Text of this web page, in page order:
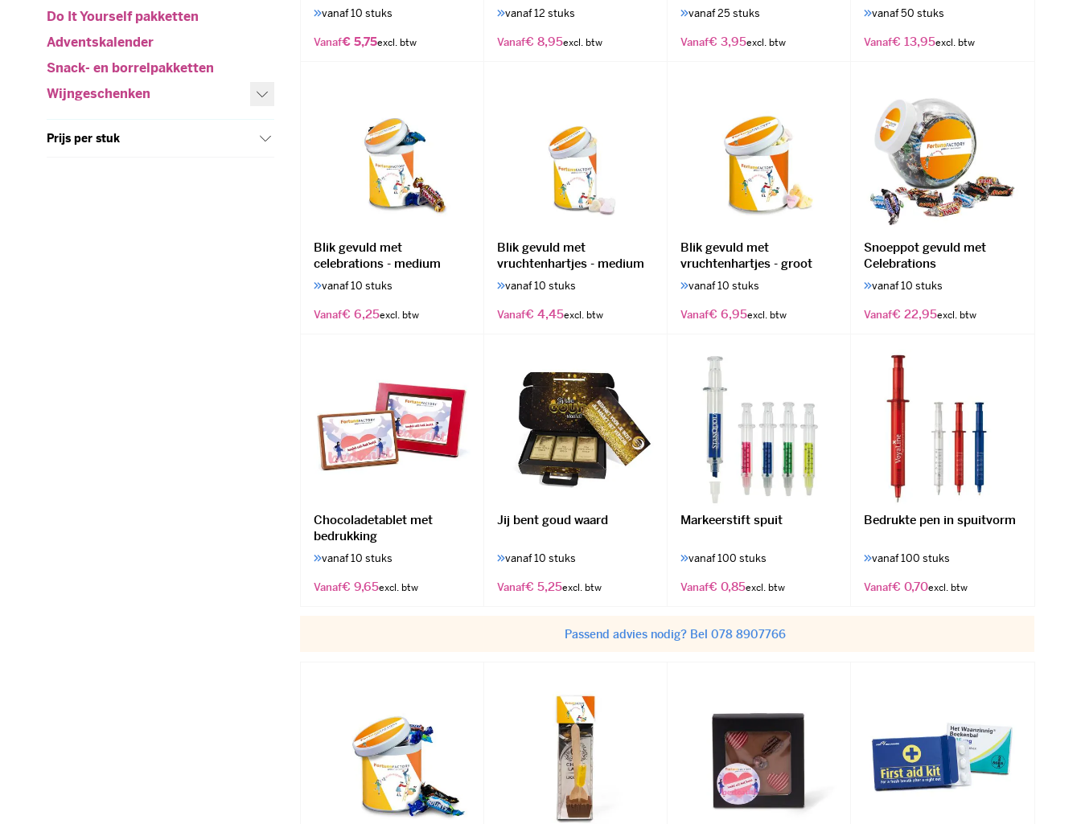
Do It Yourself pakketten
Do It Yourself pakketten
Adventskalender
Adventskalender
Snack- en borrelpakketten
Snack- en borrelpakketten
Wijngeschenken
Wijngeschenken
Prijs per stuk
vanaf 10 stuks
Vanaf€ 5,75
vanaf 12 stuks
Vanaf€ 8,95
vanaf 25 stuks
Vanaf€ 3,95
vanaf 50 stuks
Vanaf€ 13,95
Blik gevuld met
celebrations - medium
vanaf 10 stuks
Vanaf€ 6,25
Blik gevuld met
vruchtenhartjes - medium
vanaf 10 stuks
Vanaf€ 4,45
Blik gevuld met
vruchtenhartjes - groot
vanaf 10 stuks
Vanaf€ 6,95
Snoeppot gevuld met
Celebrations
vanaf 10 stuks
Vanaf€ 22,95
Chocoladetablet met
bedrukking
vanaf 10 stuks
Vanaf€ 9,65
Jij bent goud waard
vanaf 10 stuks
Vanaf€ 5,25
Markeerstift spuit
vanaf 100 stuks
Vanaf€ 0,85
Bedrukte pen in spuitvorm
vanaf 100 stuks
Vanaf€ 0,70
Passend advies nodig? Bel 078 8907766